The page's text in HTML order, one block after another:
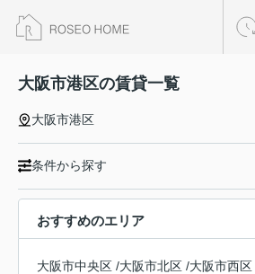
大阪市港区の賃貸一覧
大阪市港区
条件から探す
おすすめのエリア
大阪市中央区 /大阪市北区 /大阪市西区